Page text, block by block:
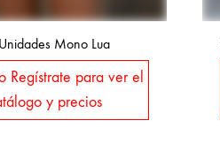
Mono Lua
Regístrate para ver el
y precios